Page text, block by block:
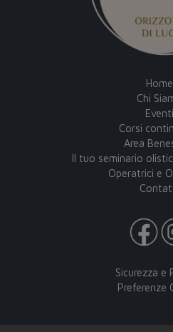
Home
Chi
Eventi
Corsi
Area
Il tuo seminario
Operatrici e
Sicurezza e
Preferenze